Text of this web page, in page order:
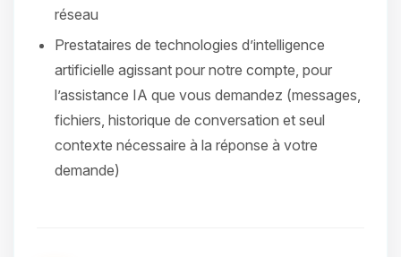
réseau
Prestataires de technologies d’intelligence
artificielle agissant pour notre compte, pour
l’assistance IA que vous demandez (messages,
fichiers, historique de conversation et seul
contexte nécessaire à la réponse à votre
demande)